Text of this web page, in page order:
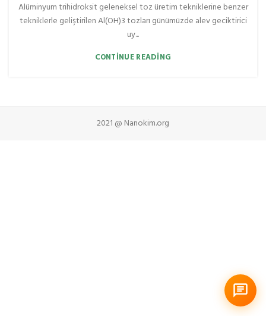
Alüminyum trihidroksit geleneksel toz üretim tekniklerine benzer
tekniklerle geliştirilen Al(OH)3 tozları günümüzde alev geciktirici
uy...
CONTINUE READING
2021 @ Nanokim.org